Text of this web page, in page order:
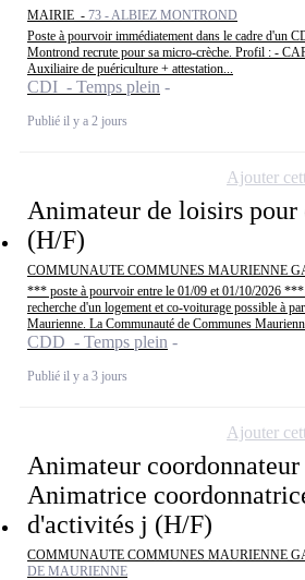
MAIRIE - 73 - ALBIEZ MONTROND
Poste à pourvoir immédiatement dans le cadre d'un
Montrond recrute pour sa micro-crèche. Profil : -
Auxiliaire de puériculture + attestation...
CDI - Temps plein
Publié il y a 2 jours
Animateur de loisirs pour
(H/F)
COMMUNAUTE COMMUNES MAURIENNE
*** poste à pourvoir entre le 01/09 et 01/10/2026 ***
recherche d'un logement et co-voiturage possible à
Maurienne. La Communauté de Communes
CDD - Temps plein
Publié il y a 3 jours
Ajouter
Animateur
Animatrice
d'activités j (H/F)
COMMUNAUTE COMMUNES MAURIENNE
DE MAURIENNE
Ajouter